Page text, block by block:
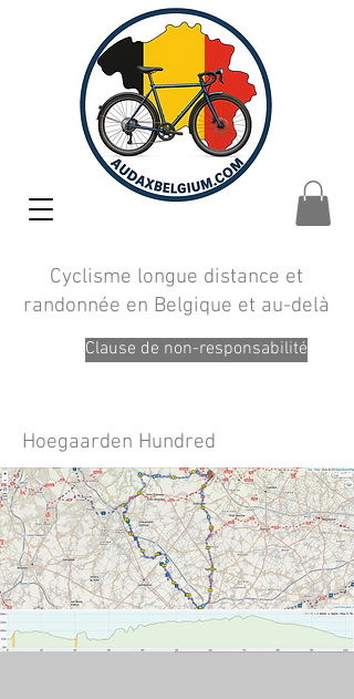
Clause de non-responsabilité
Cyclisme longue distance et
randonnée en Belgique et au-delà
Hoegaarden Hundred